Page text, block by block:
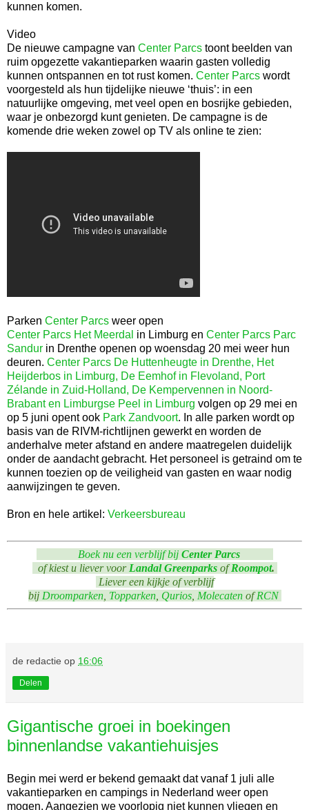
kunnen komen.
Video
De nieuwe campagne van Center Parcs toont beelden van
ruim opgezette vakantieparken waarin gasten volledig
kunnen ontspannen en tot rust komen. Center Parcs wordt
voorgesteld als hun tijdelijke nieuwe ‘thuis’: in een
natuurlijke omgeving, met veel open en bosrijke gebieden,
waar je onbezorgd kunt genieten. De campagne is de
komende drie weken zowel op TV als online te zien:
Parken Center Parcs weer open
Center Parcs Het Meerdal in Limburg en Center Parcs Parc
Sandur in Drenthe openen op woensdag 20 mei weer hun
deuren. Center Parcs De Huttenheugte in Drenthe, Het
Heijderbos in Limburg, De Eemhof in Flevoland, Port
Zélande in Zuid-Holland, De Kempervennen in Noord-
Brabant en Limburgse Peel in Limburg volgen op 29 mei en
op 5 juni opent ook Park Zandvoort. In alle parken wordt op
basis van de RIVM-richtlijnen gewerkt en worden de
anderhalve meter afstand en andere maatregelen duidelijk
onder de aandacht gebracht. Het personeel is getraind om te
kunnen toezien op de veiligheid van gasten en waar nodig
aanwijzingen te geven.
Bron en hele artikel: Verkeersbureau
Boek nu een verblijf bij Center Parcs
of kiest u liever voor Landal GreenparksofRoompot.
Liever een kijkje of verblijf
bij Droomparken, Topparken, Qurios, MolecatenofRCN
de redactie op 16:06
Delen
Gigantische groei in boekingen
binnenlandse vakantiehuisjes
Begin mei werd er bekend gemaakt dat vanaf 1 juli alle
vakantieparken en campings in Nederland weer open
mogen. Aangezien we voorlopig niet kunnen vliegen en